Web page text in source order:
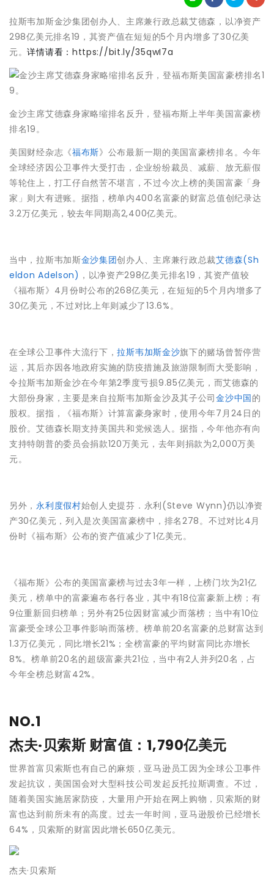
拉斯韦加斯金沙集团创办人、主席兼行政总裁艾德森，以净资产
298亿美元排名19，其资产值在短短的5个月内增多了30亿美
元。详情请看： https://bit.ly/35qwI7a
金沙主席艾德森身家略缩排名反升，登福布斯上半年美国富豪榜
排名19。
美国财经杂志《福布斯》公布最新一期的美国富豪榜排名。今年
全球经济因公卫事件大受打击，企业纷纷裁员、减薪、放无薪假
等轮住上，打工仔自然苦不堪言，不过今次上榜的美国富豪「身
家」则大有进账。据指，榜单内400名富豪的财富总值创纪录达
3.2万亿美元，较去年同期高2,400亿美元。
当中，拉斯韦加斯金沙集团创办人、主席兼行政总裁艾德森(Sh
eldon Adelson) ，以净资产298亿美元排名19，其资产值较
《福布斯》4月份时公布的268亿美元，在短短的5个月内增多了
30亿美元，不过对比上年则减少了13.6%。
在全球公卫事件大流行下，拉斯韦加斯金沙旗下的赌场曾暂停营
运，其后亦因各地政府实施的防疫措施及旅游限制而大受影响，
令拉斯韦加斯金沙在今年第2季度亏损9.85亿美元，而艾德森的
大部份身家，主要是来自拉斯韦加斯金沙及其子公司金沙中国的
股权。据指，《福布斯》计算富豪身家时，使用今年7月24日的
股价。艾德森长期支持美国共和党候选人。据指，今年他亦有向
支持特朗普的委员会捐款120万美元，去年则捐款为2,000万美
元。
另外，永利度假村始创人史提芬．永利(Steve Wynn)仍以净资
产30亿美元，列入是次美国富豪榜中，排名278。不过对比4月
份时《福布斯》公布的资产值减少了1亿美元。
《福布斯》公布的美国富豪榜与过去3年一样，上榜门坎为21亿
美元，榜单中的富豪遍布各行各业，其中有18位富豪新上榜；有
9位重新回归榜单；另外有25位因财富减少而落榜；当中有10位
富豪受全球公卫事件影响而落榜。榜单前20名富豪的总财富达到
1.3万亿美元，同比增长21%；全榜富豪的平均财富同比亦增长
8%。榜单前20名的超级富豪共21位，当中有2人并列20名，占
今年全榜总财富42%。
NO.1
杰夫·贝索斯 财富值：1,790亿美元
世界首富贝索斯也有自己的麻烦，亚马逊员工因为全球公卫事件
发起抗议，美国国会对大型科技公司发起反托拉斯调查。不过，
随着美国实施居家防疫，大量用户开始在网上购物，贝索斯的财
富也达到前所未有的高度。过去一年时间，亚马逊股价已经增长
64%，贝索斯的财富因此增长650亿美元。
杰夫·贝索斯